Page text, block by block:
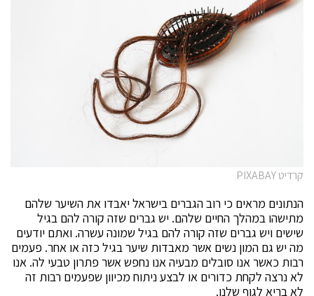
קרדיט PIXABAY
הנתונים מראים כי רוב הגברים בישראל יאבדו את השיער שלהם
מתישהו במהלך החיים שלהם. יש גברים שזה קורה להם בגיל
שישים ויש גברים שזה קורה להם בגיל שמונה עשרה. ואתם יודעים
מה יש גם המון נשים אשר מאבדות שיער בגיל כזה או אחר. פעמים
רבות כאשר אנו סובלים מבעיה אנו נחפש אשר פתרון טבעי לה. אנו
לא נרצה לקחת כדורים או לבצע ניתוח מכיוון שפעמים רבות זה
לא בריא לגוף שלנו.